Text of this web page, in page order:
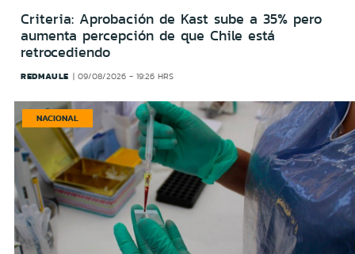
Criteria: Aprobación de Kast sube a 35% pero
aumenta percepción de que Chile está
retrocediendo
REDMAULE 09/08/2026 - 19:26 HRS
NACIONAL